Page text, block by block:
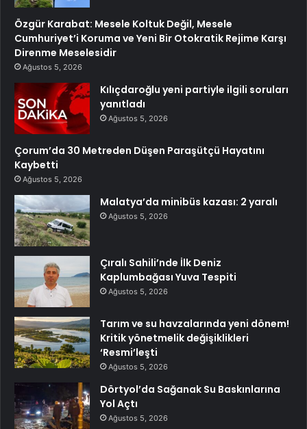
Özgür Karabat: Mesele Koltuk Değil, Mesele
Cumhuriyet’i Koruma ve Yeni Bir Otokratik Rejime Karşı
Direnme Meselesidir
Ağustos 5, 2026
Kılıçdaroğlu yeni partiyle ilgili soruları
yanıtladı
Ağustos 5, 2026
Çorum’da 30 Metreden Düşen Paraşütçü Hayatını
Kaybetti
Ağustos 5, 2026
Malatya’da minibüs kazası: 2 yaralı
Ağustos 5, 2026
Çıralı Sahili’nde İlk Deniz
Kaplumbağası Yuva Tespiti
Ağustos 5, 2026
Tarım ve su havzalarında yeni dönem!
Kritik yönetmelik değişiklikleri
‘Resmi’leşti
Ağustos 5, 2026
Dörtyol’da Sağanak Su Baskınlarına
Yol Açtı
Ağustos 5, 2026